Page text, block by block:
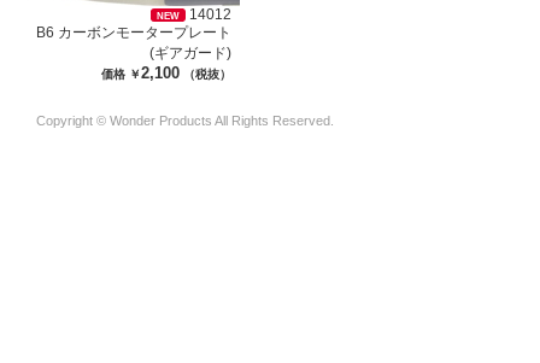
NEW
14012
B6 カーボンモータープレート
(ギアガード)
価格 ￥2,100 （税抜）
Copyright © Wonder Products All Rights Reserved.